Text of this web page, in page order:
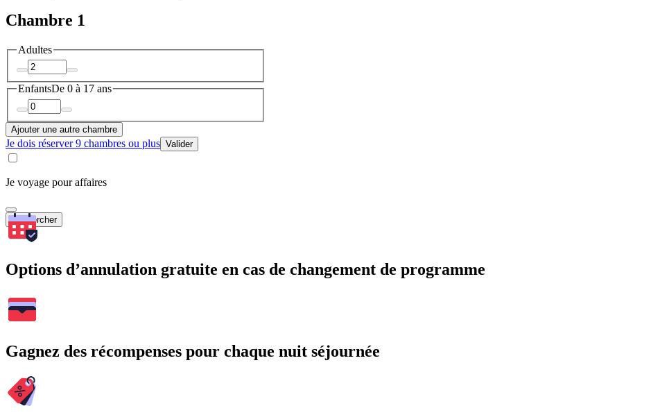
Chambre 1
Adultes
EnfantsDe 0 à 17 ans
Ajouter une autre chambre
Je dois réserver 9 chambres ou plus Valider
Je voyage pour affaires
Rechercher
Options d’annulation gratuite en cas de changement de programme
Gagnez des récompenses pour chaque nuit séjournée